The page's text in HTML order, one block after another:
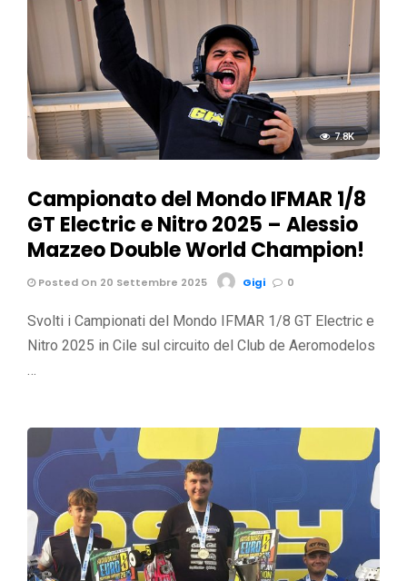
7.8K
Campionato del Mondo IFMAR 1/8
GT Electric e Nitro 2025 – Alessio
Mazzeo Double World Champion!
Posted On 20 Settembre 2025 Gigi 0
Svolti i Campionati del Mondo IFMAR 1/8 GT Electric e
Nitro 2025 in Cile sul circuito del Club de Aeromodelos
…